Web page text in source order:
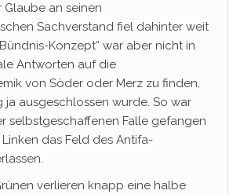
Glaube an seinen
Sachverstand fiel dahinter weit
Konzept“ war aber nicht in
Antworten auf die
von Söder oder Merz zu finden,
ja ausgeschlossen wurde. So war
selbstgeschaffenen Falle gefangen
das Feld des Antifa-
verlieren knapp eine halbe